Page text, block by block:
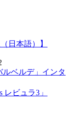
日本語）】
ルベルデ」インタ
レビュラ3」